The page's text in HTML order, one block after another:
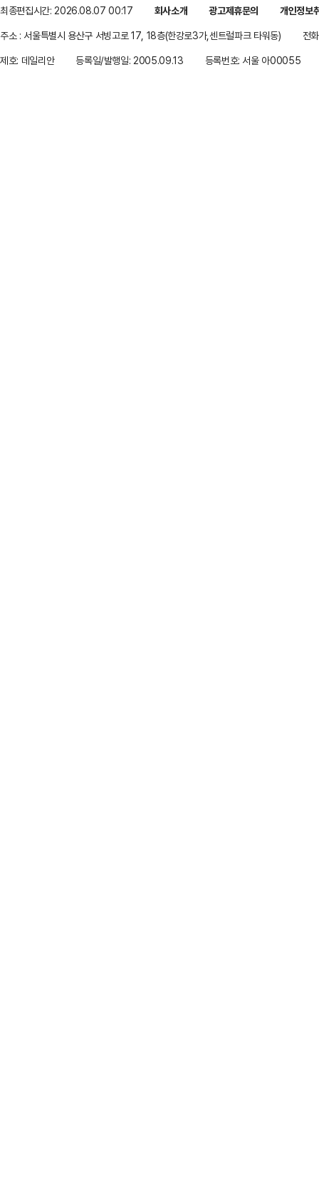
최종편집시간: 2026.08.07 00:17 회사소개 광고제휴문의
개인정보
주소 : 서울특별시 용산구 서빙고로 17, 18층(한강로3가,센트럴파크 타워동)
전
제호: 데일리안
등록일/발행일: 2005.09.13 등록번호: 서울 아00055